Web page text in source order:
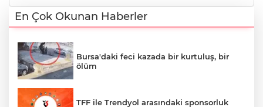
En Çok Okunan Haberler
Bursa'daki feci kazada bir kurtuluş, bir
ölüm
TFF ile Trendyol arasındaki sponsorluk